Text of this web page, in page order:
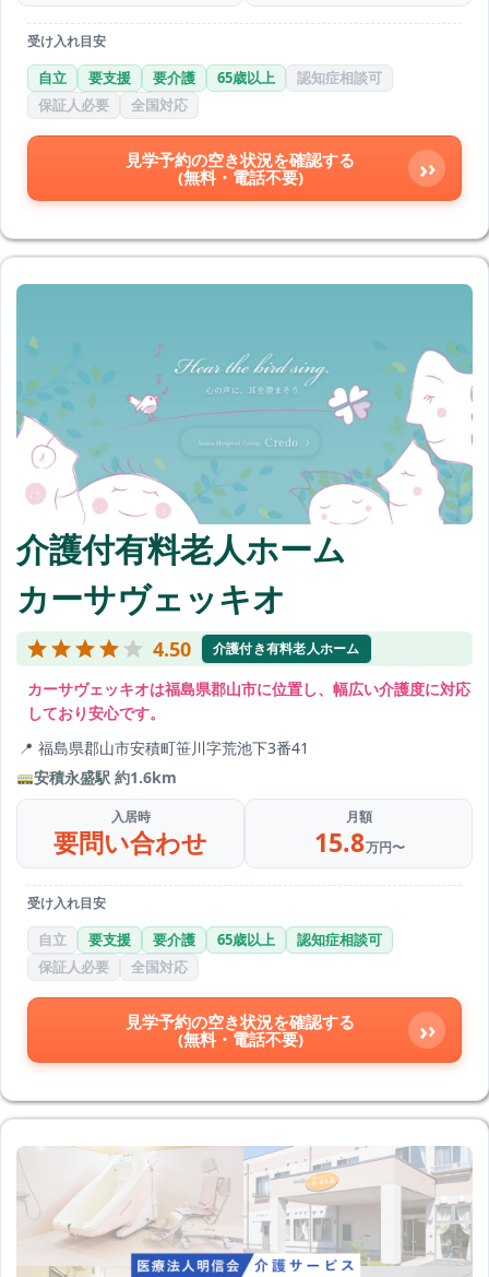
受け入れ目安
自立 要支援 要介護 65歳以上
認知症相談可
保証人必要
全国対応
見学予約の空き状況を確認する
(無料・電話不要)
›
介護付有料老人ホーム
カーサヴェッキオ
4.50 介護付き有料老人ホーム
カーサヴェッキオは福島県郡山市に位置し、幅広い介護度に対応
しており安心です。
福島県郡山市安積町笹川字荒池下3番41
安積永盛駅 約1.6km
入居時
要問い合わせ
月額
15.8万円〜
受け入れ目安
自立 要支援 要介護 65歳以上
認知症相談可
保証人必要
全国対応
見学予約の空き状況を確認する
(無料・電話不要)
›